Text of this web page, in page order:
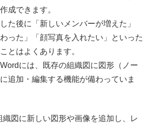
成できます。
た後に「新しいメンバーが増えた」
った」「顔写真を入れたい」といった
とはよくあります。
には、既存の組織図に図形（ノー
追加・編集する機能が備わっていま
図に新しい図形や画像を追加し、レ